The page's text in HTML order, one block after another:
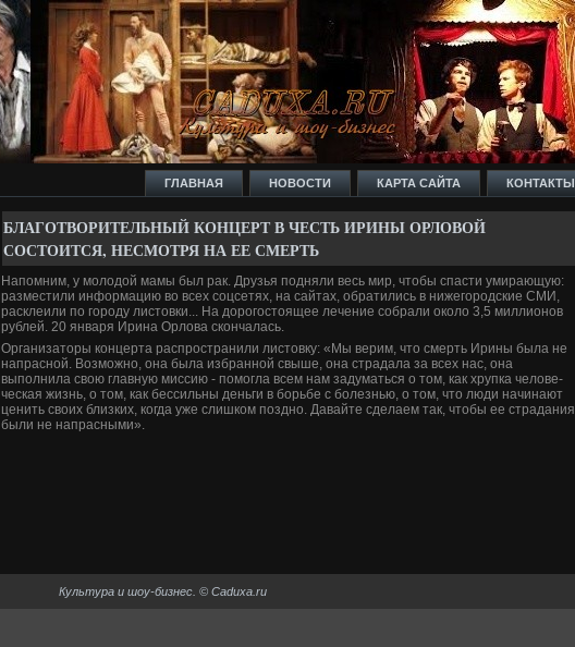
ГЛАВНАЯ НОВОСТИ КАРТА САЙТА КОНТАКТЫ
БЛАГОТВОРИТЕЛЬНЫЙ КОНЦЕРТ В ЧЕСТЬ ИРИНЫ ОРЛОВОЙ
СОСТОИТСЯ, НЕСМОТРЯ НА ЕЕ СМЕРТЬ
Напомним, у молодой мамы был рак. Друзья подняли ве­сь мир, чтобы спасти умирающую:
разместили информацию во всех соцсетях, на сайтах, обратились в нижегородские СМИ,
расклеили по городу листовки... На дорогостоящее лечение собрали около 3,5 миллионов
рублей. 20 января Ирина Орлова скончалась.
Организаторы концерта распространили листовку: «Мы ве­рим, что смерть Ирины была не
напрасной. Возможно, она была избранной свыше, она страдала за всех нас, она
выполнила свою главную миссию - помогла всем нам задуматься о том, как хрупка челове­
ческая жизнь, о том, как бессильны де­ньги в борьбе с болезнью, о том, что люди начинают
ценить своих близких, когда уже слишком поздно. Давайте сде­лаем так, чтобы ее страдания
были не напрасными».
Культура и шоу-би­знес. © Caduxa.ru